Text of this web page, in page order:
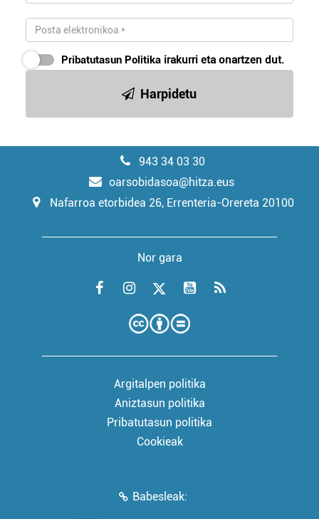
Pribatutasun Politika irakurri eta onartzen dut.
Harpidetu
943 34 03 30
oarsobidasoa@hitza.eus
Nafarroa etorbidea 26, Errenteria-Orereta 20100
Nor gara
Argitalpen politika
Aniztasun politika
Pribatutasun politika
Cookieak
Babesleak: